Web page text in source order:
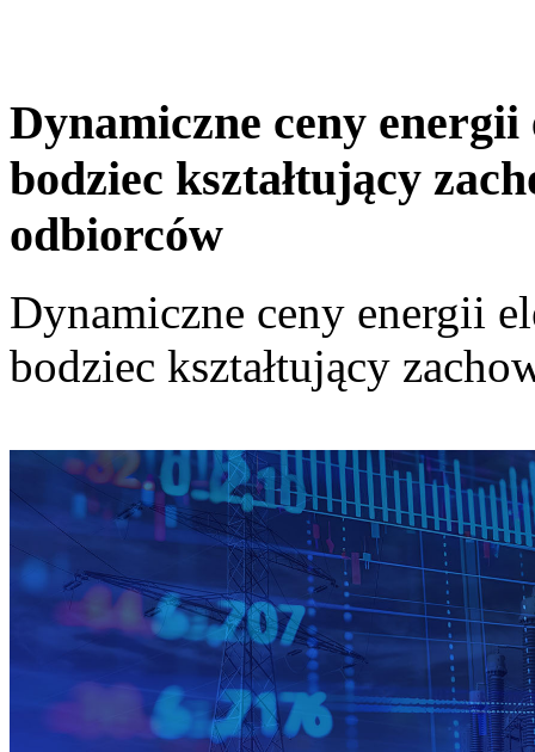
Dynamiczne ceny
bodziec kształtujący
odbiorców
Dynamiczne ceny energii
bodziec kształtujący